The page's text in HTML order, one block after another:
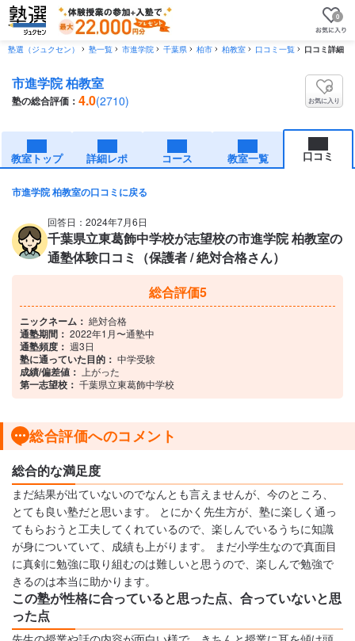
0
塾選（ジュクセン） 塾一覧 市進学院 千葉県 柏市 柏教室 口コミ一覧 口コミ詳細
市進学院 柏教室
塾の総合評価： 4.0(2710) お気に入り
教室トップ 詳細レポ コース 教室一覧 口コミ
市進学院 柏教室の口コミに戻る
回答日：2024年7月6日
千葉県立東葛飾中学校が志望校の市進学院 柏教室の
通塾体験口コミ（保護者 / 絶対合格さん）
総合評価5
ニックネーム： 絶対合格
通塾期間： 2022年1月〜通塾中
通塾頻度： 週3日
塾に通っていた目的： 中学受験
成績/偏差値： 上がった
第一志望校： 千葉県立東葛飾中学校
総合評価へのコメント
総合的な満足度
まだ結果が出ていないのでなんとも言えませんが、今のところ、
とても良い塾だと思います。 とにかく先生方が、塾に楽しく通っ
てもらおうと工夫してくれているので、楽しんでいるうちに知識
が身についていて、成績も上がります。 まだ小学生なので真面目
に真剣に勉強に取り組むのは難しいと思うので、楽しんで勉強で
きるのは本当に助かります。
この塾が性格に合っていると思った点、合っていないと思
った点